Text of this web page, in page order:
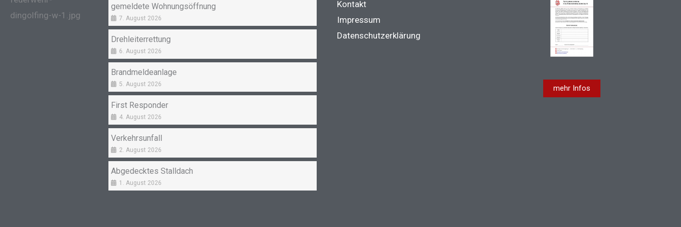
gemeldete Wohnungsöffnung
7. August 2026
Drehleiterrettung
6. August 2026
Brandmeldeanlage
5. August 2026
First Responder
4. August 2026
Verkehrsunfall
2. August 2026
Abgedecktes Stalldach
1. August 2026
Kontakt
Impressum
Datenschutzerklärung
mehr Infos